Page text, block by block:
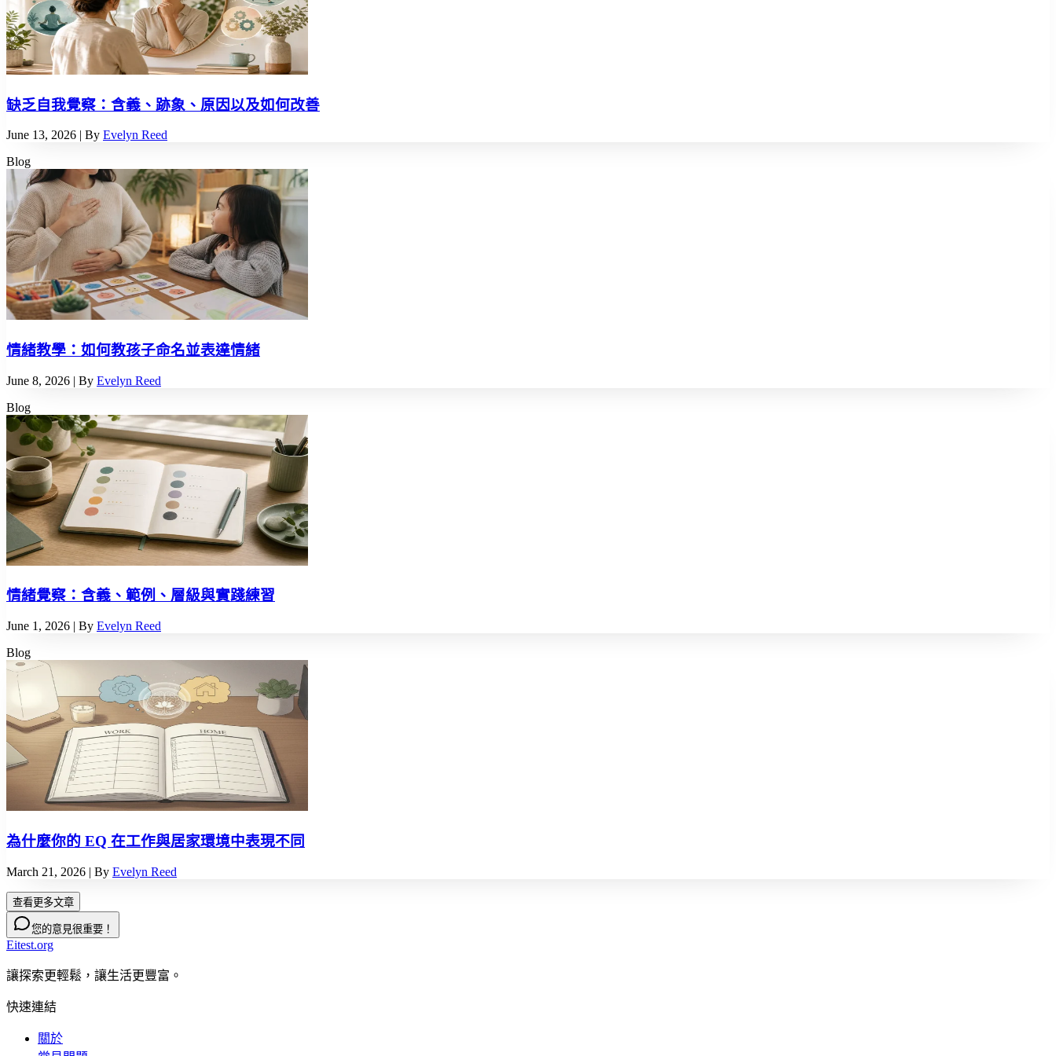
缺乏自我覺察：含義、跡象、原因以及如何改善
June 13, 2026 | By Evelyn Reed
Blog
情緒教學：如何教孩子命名並表達情緒
June 8, 2026 | By Evelyn Reed
Blog
情緒覺察：含義、範例、層級與實踐練習
June 1, 2026 | By Evelyn Reed
Blog
為什麼你的 EQ 在工作與居家環境中表現不同
March 21, 2026 | By Evelyn Reed
查看更多文章
您的意見很重要！
Eitest.org
讓探索更輕鬆，讓生活更豐富。
快速連結
關於